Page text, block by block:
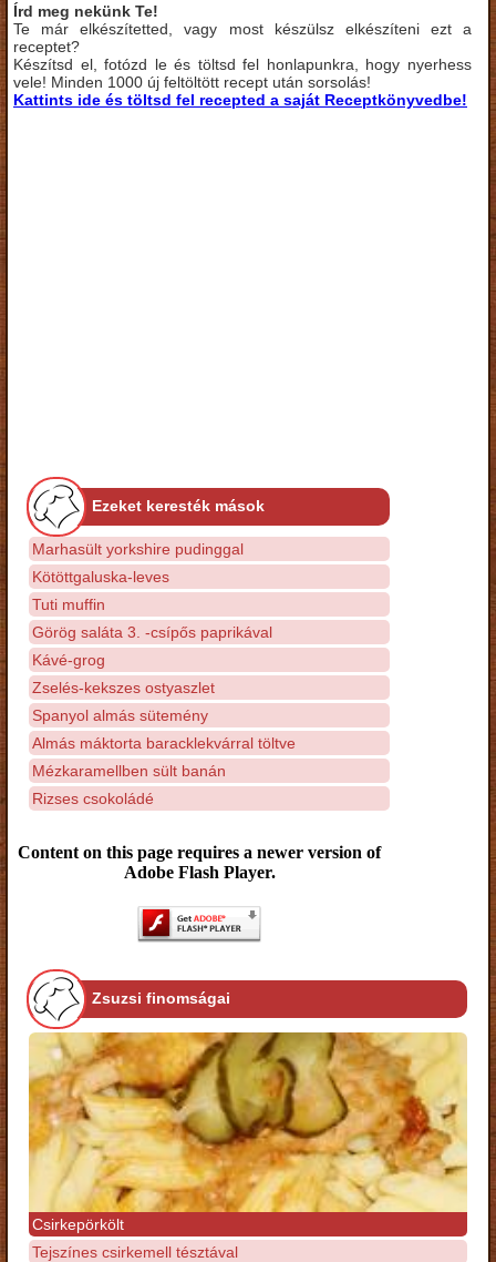
Írd meg nekünk Te!
Te már elkészítetted, vagy most készülsz elkészíteni ezt a
receptet?
Készítsd el, fotózd le és töltsd fel honlapunkra, hogy nyerhess
vele! Minden 1000 új feltöltött recept után sorsolás!
Kattints ide és töltsd fel recepted a saját Receptkönyvedbe!
Ezeket keresték mások
Marhasült yorkshire pudinggal
Kötöttgaluska-leves
Tuti muffin
Görög saláta 3. -csípős paprikával
Kávé-grog
Zselés-kekszes ostyaszlet
Spanyol almás sütemény
Almás máktorta baracklekvárral töltve
Mézkaramellben sült banán
Rizses csokoládé
Content on this page requires a newer version of
Adobe Flash Player.
Zsuzsi finomságai
Csirkepörkölt
Tejszínes csirkemell tésztával